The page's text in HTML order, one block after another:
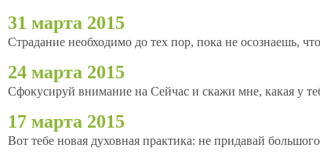
31 марта 2015
Страдание необходимо до тех пор, пока не осознаешь,
24 марта 2015
Сфокусируй внимание на Сейчас и скажи мне, какая у
17 марта 2015
Вот тебе новая духовная практика: не придавай